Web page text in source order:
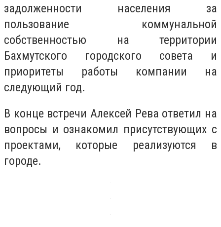
задолженности населения за
пользование коммунальной
собственностью на территории
Бахмутского городского совета и
приоритеты работы компании на
следующий год.
В конце встречи Алексей Рева ответил на
вопросы и ознакомил присутствующих с
проектами, которые реализуются в
городе.